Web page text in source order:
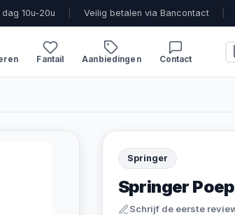
10u-20u Veilig betalen via Bancontact
Fantail Aanbiedingen Contact
Springer
Springer
Schrijf de eerste